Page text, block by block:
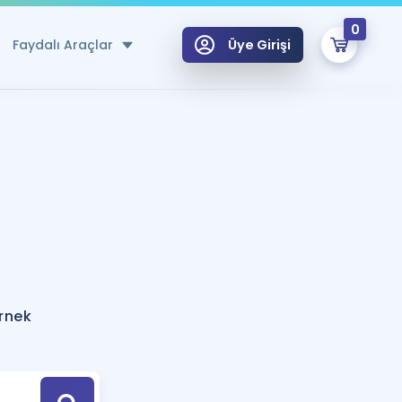
Faydalı Araçlar
Hesaplama Aracı
için Öneriler
Tek Takvimde
Üye Girişi
0